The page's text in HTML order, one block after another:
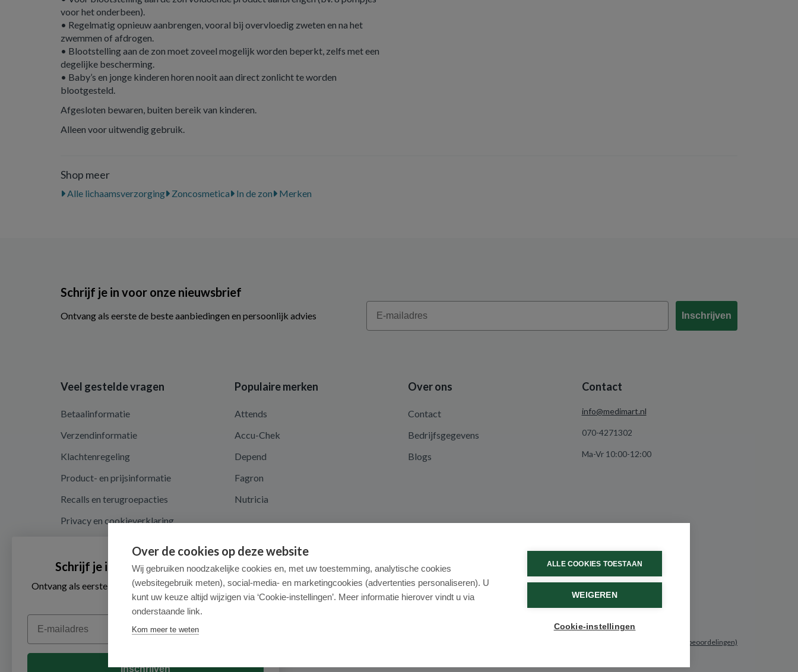
voor het onderbeen).
• Regelmatig opnieuw aanbrengen, vooral bij overvloedig zweten en na het
zwemmen of afdrogen.
• Blootstelling aan de zon moet zoveel mogelijk worden beperkt, zelfs met een
degelijke bescherming.
• Baby’s en jonge kinderen horen nooit aan direct zonlicht te worden
blootgesteld.
Afgesloten bewaren, buiten bereik van kinderen.
Alleen voor uitwendig gebruik.
Shop meer
Alle lichaamsverzorging Zoncosmetica In de zon Merken
Schrijf je in voor onze nieuwsbrief
Ontvang als eerste de beste aanbiedingen en persoonlijk advies
Email
Inschrijven
Veel gestelde vragen
Betaalinformatie
Verzendinformatie
Klachtenregeling
Product- en prijsinformatie
Recalls en terugroepacties
Privacy en cookieverklaring
Algemene voorwaarden
Herroepingsrecht en retouren
Populaire merken
Attends
Accu-Chek
Depend
Fagron
Nutricia
Over ons
Contact
Bedrijfsgegevens
Blogs
Contact
info@medimart.nl
070-4271302
Ma-Vr 10:00-12:00
(531 beoordelingen)
Over de cookies op deze website
Wij gebruiken noodzakelijke cookies en, met uw toestemming, analytische cookies
(websitegebruik meten), social-media- en marketingcookies (advertenties personaliseren). U
kunt uw keuze altijd wijzigen via ‘Cookie-instellingen’. Meer informatie hierover vindt u via
onderstaande link.
Kom meer te weten
ALLE COOKIES TOESTAAN
WEIGEREN
Cookie-instellingen
Schrijf je in voor onze nieuwsbrief
Ontvang als eerste de beste aanbiedingen en persoonlijk
advies
Email
Inschrijven